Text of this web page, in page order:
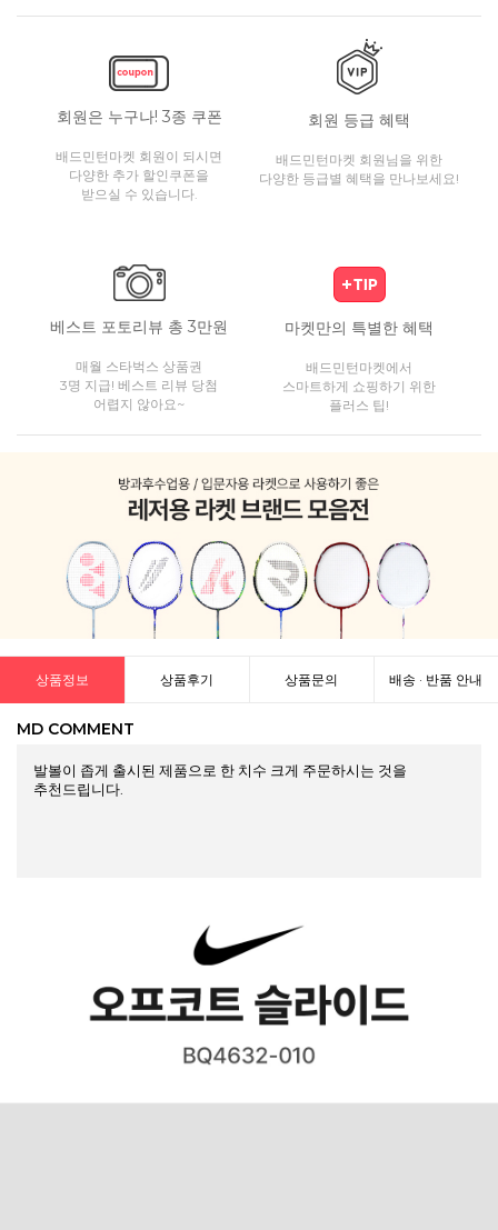
회원은 누구나! 3종 쿠폰
배드민턴마켓 회원이 되시면
다양한 추가 할인쿠폰을
받으실 수 있습니다.
회원 등급 혜택
배드민턴마켓 회원님을 위한
다양한 등급별 혜택을 만나보세요!
베스트 포토리뷰 총 3만원
매월 스타벅스 상품권
3명 지급! 베스트 리뷰 당첨
어렵지 않아요~
마켓만의 특별한 혜택
배드민턴마켓에서
스마트하게 쇼핑하기 위한
플러스 팁!
상품정보 상품후기 상품문의 배송 · 반품 안내
MD COMMENT
발볼이 좁게 출시된 제품으로 한 치수 크게 주문하시는 것을
추천드립니다.